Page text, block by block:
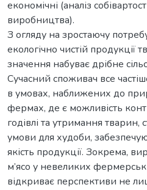
економічні (аналіз
виробництва).
З огляду на зростаючу
екологічно чистій продукції
значення набуває дрібне
Сучасний споживач все
в умовах, наближених до
фермах, де є можливість
годівлі та утримання
умови для худоби,
якість продукції. Зокрема,
м’ясо у невеликих
відкриває перспективи не